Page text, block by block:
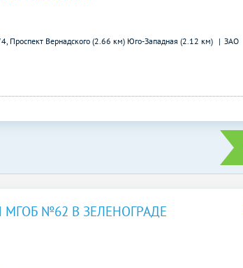
Проспект Вернадского (2.66 км) Юго-Западная (2.12 км) ЗАО
МГОБ №62 В ЗЕЛЕНОГРАДЕ